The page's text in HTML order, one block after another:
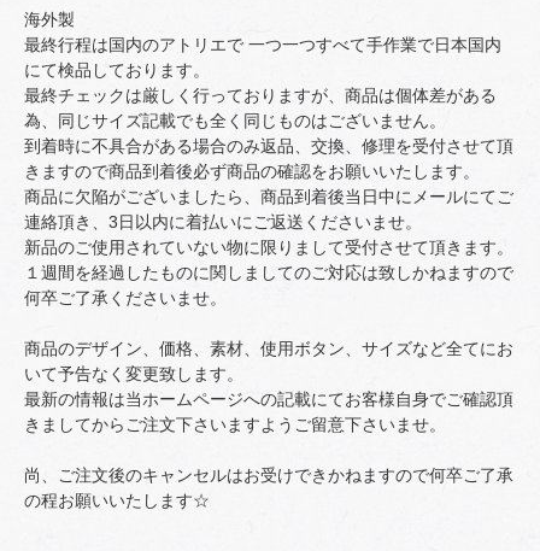
海外製
最終行程は国内のアトリエで 一つ一つすべて手作業で日本国内
にて検品しております。
最終チェックは厳しく行っておりますが、商品は個体差がある
為、同じサイズ記載でも全く同じものはございません。
到着時に不具合がある場合のみ返品、交換、修理を受付させて頂
きますので商品到着後必ず商品の確認をお願いいたします。
商品に欠陥がございましたら、商品到着後当日中にメールにてご
連絡頂き、3日以内に着払いにご返送くださいませ。
新品のご使用されていない物に限りまして受付させて頂きます。
１週間を経過したものに関しましてのご対応は致しかねますので
何卒ご了承くださいませ。
商品のデザイン、価格、素材、使用ボタン、サイズなど全てにお
いて予告なく変更致します。
最新の情報は当ホームページへの記載にてお客様自身でご確認頂
きましてからご注文下さいますようご留意下さいませ。
尚、ご注文後のキャンセルはお受けできかねますので何卒ご了承
の程お願いいたします☆